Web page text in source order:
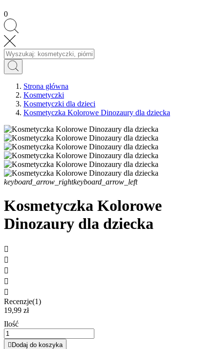
0
Strona główna
Kosmetyczki
Kosmetyczki dla dzieci
Kosmetyczka Kolorowe Dinozaury dla dziecka
keyboard_arrow_rightkeyboard_arrow_left
Kosmetyczka Kolorowe
Dinozaury dla dziecka





Recenzje(1)
19,99 zł
Ilość
 Dodaj do koszyka